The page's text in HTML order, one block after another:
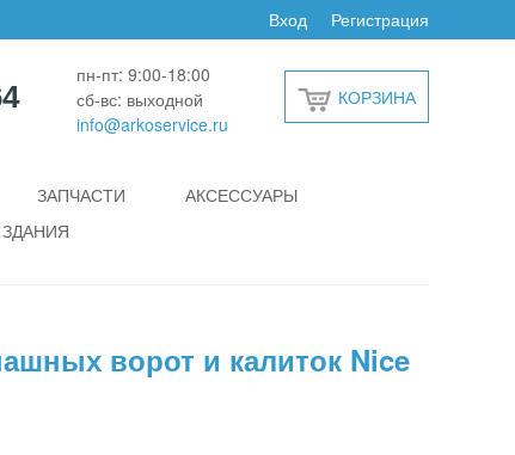
Регистрация
Вход
пн-пт: 9:00-18:00
сб-вс: выходной
info@arkoservice.ru
КОРЗИНА
ЗАПЧАСТИ
АКСЕССУАРЫ
ворот и калиток Nice